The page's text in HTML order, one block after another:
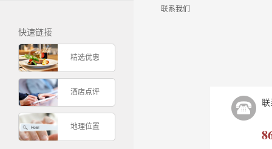
快速链接
精选优惠
酒店点评
地理位置
联系我们
联